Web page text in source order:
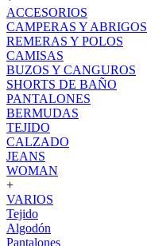
ACCESORIOS
CAMPERAS Y ABRIGOS
REMERAS Y POLOS
CAMISAS
BUZOS Y CANGUROS
SHORTS DE BAÑO
PANTALONES
BERMUDAS
TEJIDO
CALZADO
JEANS
WOMAN
+
VARIOS
Tejido
Algodón
Pantalones